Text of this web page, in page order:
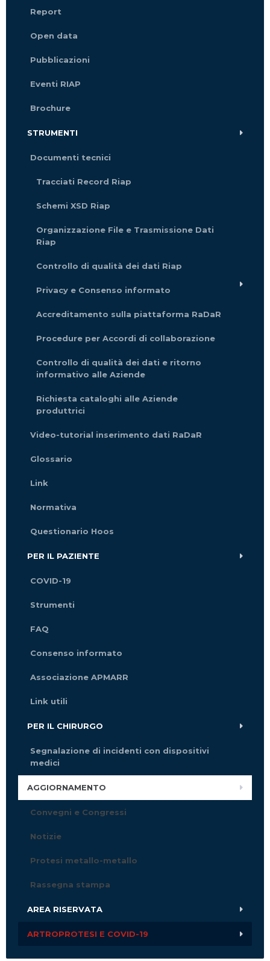
Report
Open data
Pubblicazioni
Eventi RIAP
Brochure
STRUMENTI
Documenti tecnici
Tracciati Record Riap
Schemi XSD Riap
Organizzazione File e Trasmissione Dati
Riap
Controllo di qualità dei dati Riap
Privacy e Consenso informato
Accreditamento sulla piattaforma RaDaR
Procedure per Accordi di collaborazione
Controllo di qualità dei dati e ritorno
informativo alle Aziende
Richiesta cataloghi alle Aziende
produttrici
Video-tutorial inserimento dati RaDaR
Glossario
Link
Normativa
Questionario Hoos
PER IL PAZIENTE
COVID-19
Strumenti
FAQ
Consenso informato
Associazione APMARR
Link utili
PER IL CHIRURGO
Segnalazione di incidenti con dispositivi
medici
AGGIORNAMENTO
Convegni e Congressi
Notizie
Protesi metallo-metallo
Rassegna stampa
AREA RISERVATA
ARTROPROTESI E COVID-19